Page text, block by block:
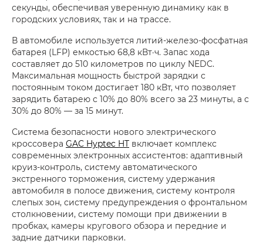
секунды, обеспечивая уверенную динамику как в
городских условиях, так и на трассе.
В автомобиле используется литий-железо-фосфатная
батарея (LFP) емкостью 68,8 кВт·ч. Запас хода
составляет до 510 километров по циклу NEDC.
Максимальная мощность быстрой зарядки с
постоянным током достигает 180 кВт, что позволяет
зарядить батарею с 10% до 80% всего за 23 минуты, а с
30% до 80% — за 15 минут.
Система безопасности нового электрического
кроссовера GAC Hyptec HT включает комплекс
современных электронных ассистентов: адаптивный
круиз-контроль, систему автоматического
экстренного торможения, систему удержания
автомобиля в полосе движения, систему контроля
слепых зон, систему предупреждения о фронтальном
столкновении, систему помощи при движении в
пробках, камеры кругового обзора и передние и
задние датчики парковки.